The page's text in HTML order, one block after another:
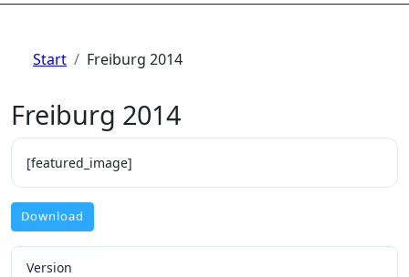
Start Freiburg 2014
Freiburg 2014
[featured_image]
Download
Version